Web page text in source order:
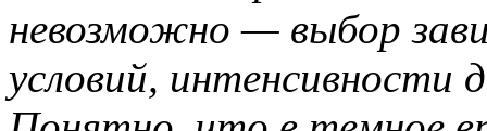
невозможно — выбор
условий, интенсивности